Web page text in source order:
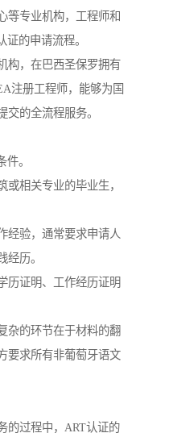
等专业机构，工程师和
的申请流程。
构，在巴西圣保罗拥有
注册工程师，能够为国
交的全流程服务。
。
相关专业的毕业生，
经验，通常要求申请人
经历。
历证明、工作经历证明
杂的环节在于材料的翻
要求所有非葡萄牙语文
的过程中，ART认证的